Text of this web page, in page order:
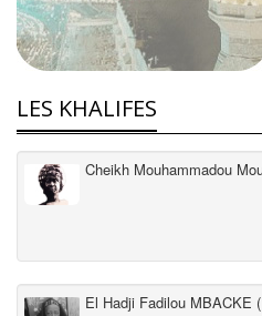
LES KHALIFES
Cheikh Mouhammadou
El Hadji Fadilou MBACKE